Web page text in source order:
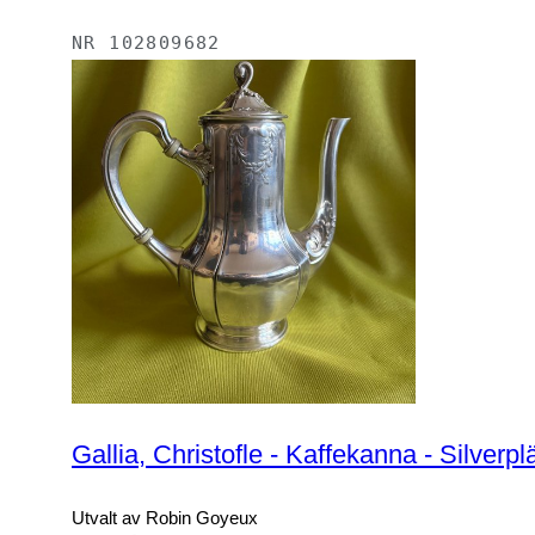
NR 102809682
Gallia, Christofle - Kaffekanna -
Utvalt av Robin Goyeux